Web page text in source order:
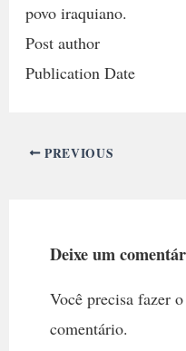
povo iraquiano.
Post author
Publication Date
PREVIOUS
Deixe um
Você precisa fazer o
comentário.